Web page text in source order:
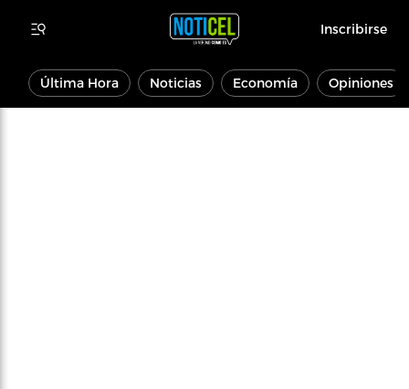
Inscribirse
Última Hora Noticias Economía Opiniones